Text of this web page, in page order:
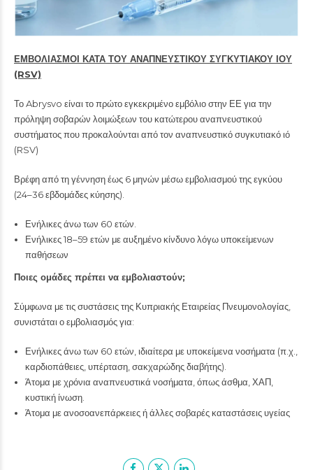
ΕΜΒΟΛΙΑΣΜΟΙ ΚΑΤΑ ΤΟΥ ΑΝΑΠΝΕΥΣΤΙΚΟΥ ΣΥΓΚΥΤΙΑΚΟΥ ΙΟΥ
(RSV)
Το Abrysvo είναι το πρώτο εγκεκριμένο εμβόλιο στην ΕΕ για την
πρόληψη σοβαρών λοιμώξεων του κατώτερου αναπνευστικού
συστήματος που προκαλούνται από τον αναπνευστικό συγκυτιακό ιό
(RSV)
Βρέφη από τη γέννηση έως 6 μηνών μέσω εμβολιασμού της εγκύου
(24–36 εβδομάδες κύησης).
Ενήλικες άνω των 60 ετών.
Ενήλικες 18–59 ετών με αυξημένο κίνδυνο λόγω υποκείμενων
παθήσεων
Ποιες ομάδες πρέπει να εμβολιαστούν;
Σύμφωνα με τις συστάσεις της Κυπριακής Εταιρείας Πνευμονολογίας,
συνιστάται ο εμβολιασμός για:
Ενήλικες άνω των 60 ετών, ιδιαίτερα με υποκείμενα νοσήματα (π.χ.,
καρδιοπάθειες, υπέρταση, σακχαρώδης διαβήτης).
Άτομα με χρόνια αναπνευστικά νοσήματα, όπως άσθμα, ΧΑΠ,
κυστική ίνωση.
Άτομα με ανοσοανεπάρκειες ή άλλες σοβαρές καταστάσεις υγείας